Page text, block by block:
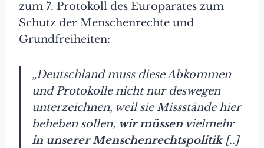
zum 7. Protokoll des Europarates zum
Schutz der Menschenrechte und
Grundfreiheiten:
„Deutschland muss diese Abkommen
und Protokolle nicht nur deswegen
unterzeichnen, weil sie Missstände hier
beheben sollen, wir müssen vielmehr
in unserer Menschenrechtspolitik[..]